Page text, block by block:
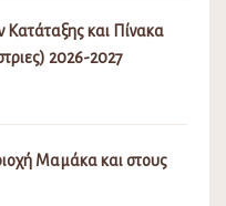
και Πίνακα
2026-2027
Μαμάκα και στους